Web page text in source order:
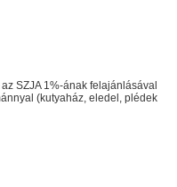
SZJA 1%-ának felajánlásával
(kutyaház, eledel, plédek